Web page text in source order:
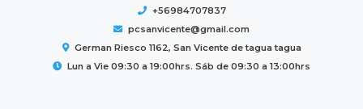
+56984707837
pcsanvicente@gmail.com
German Riesco 1162, San Vicente de tagua tagua
Lun a Vie 09:30 a 19:00hrs. Sáb de 09:30 a 13:00hrs